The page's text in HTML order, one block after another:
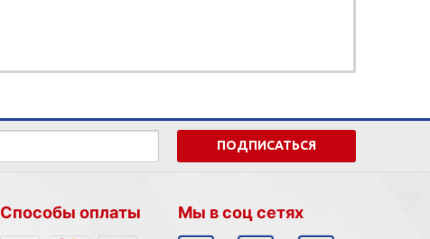
ПОДПИСАТЬСЯ
Способы оплаты Мы в соц сетях